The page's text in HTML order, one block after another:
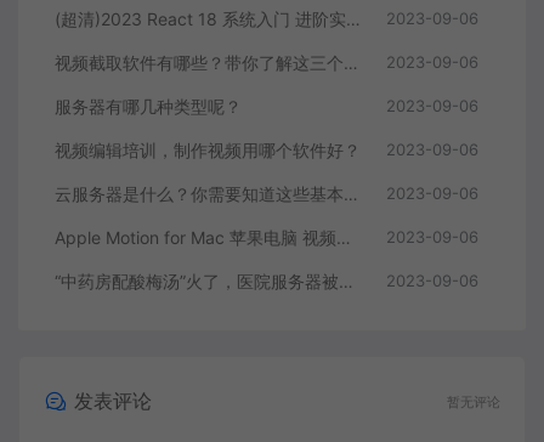
(超清)2023 React 18 系统入门 进阶实战《欢乐购》 2023-09-06
视频截取软件有哪些？带你了解这三个视频编辑软件 2023-09-06
服务器有哪几种类型呢？ 2023-09-06
视频编辑培训，制作视频用哪个软件好？ 2023-09-06
云服务器是什么？你需要知道这些基本知识 2023-09-06
Apple Motion for Mac 苹果电脑 视频编辑软件 2023-09-06
“中药房配酸梅汤”火了，医院服务器被挤爆，网友：更适合中国宝宝体质 2023-09-06
发表评论 暂无评论